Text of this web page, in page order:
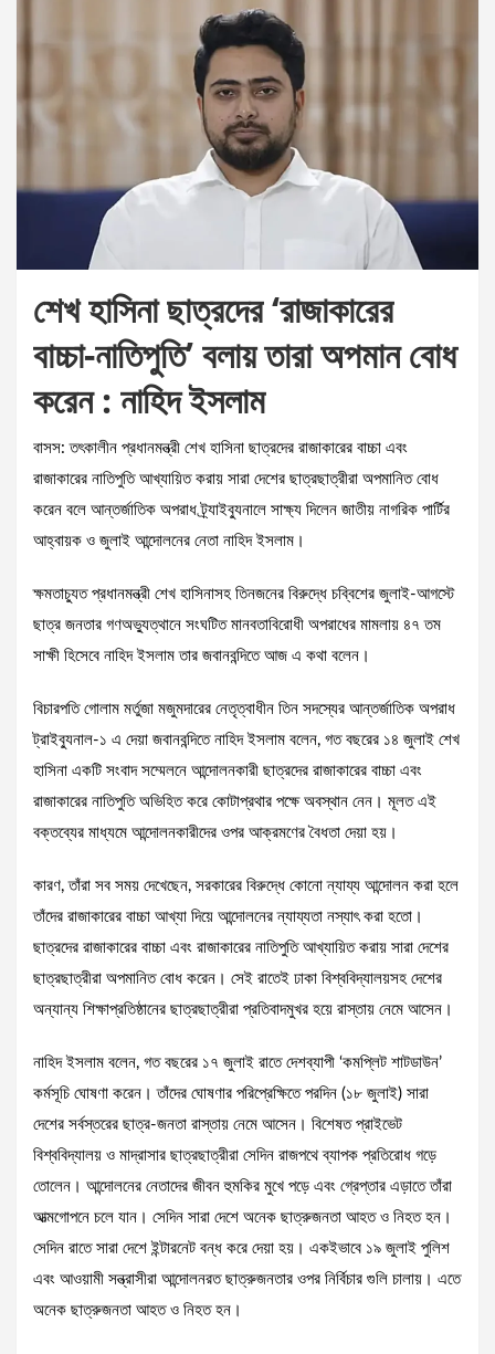
শেখ হাসিনা ছাত্রদের ‘রাজাকারের
বাচ্চা-নাতিপুতি’ বলায় তারা অপমান বোধ
করেন : নাহিদ ইসলাম
বাসস: তৎকালীন প্রধানমন্ত্রী শেখ হাসিনা ছাত্রদের রাজাকারের বাচ্চা এবং
রাজাকারের নাতিপুতি আখ্যায়িত করায় সারা দেশের ছাত্রছাত্রীরা অপমানিত বোধ
করেন বলে আন্তর্জাতিক অপরাধ ট্র্যাইব্যুনালে সাক্ষ্য দিলেন জাতীয় নাগরিক পার্টির
আহ্বায়ক ও জুলাই আন্দোলনের নেতা নাহিদ ইসলাম।
ক্ষমতাচ্যুত প্রধানমন্ত্রী শেখ হাসিনাসহ তিনজনের বিরুদ্ধে চব্বিশের জুলাই-আগস্টে
ছাত্র জনতার গণঅভ্যুত্থানে সংঘটিত মানবতাবিরোধী অপরাধের মামলায় ৪৭ তম
সাক্ষী হিসেবে নাহিদ ইসলাম তার জবানবন্দিতে আজ এ কথা বলেন।
বিচারপতি গোলাম মর্তুজা মজুমদারের নেতৃত্বাধীন তিন সদস্যের আন্তর্জাতিক অপরাধ
ট্রাইব্যুনাল-১ এ দেয়া জবানবন্দিতে নাহিদ ইসলাম বলেন, গত বছরের ১৪ জুলাই শেখ
হাসিনা একটি সংবাদ সম্মেলনে আন্দোলনকারী ছাত্রদের রাজাকারের বাচ্চা এবং
রাজাকারের নাতিপুতি অভিহিত করে কোটাপ্রথার পক্ষে অবস্থান নেন। মূলত এই
বক্তব্যের মাধ্যমে আন্দোলনকারীদের ওপর আক্রমণের বৈধতা দেয়া হয়।
কারণ, তাঁরা সব সময় দেখেছেন, সরকারের বিরুদ্ধে কোনো ন্যায্য আন্দোলন করা হলে
তাঁদের রাজাকারের বাচ্চা আখ্যা দিয়ে আন্দোলনের ন্যায্যতা নস্যাৎ করা হতো।
ছাত্রদের রাজাকারের বাচ্চা এবং রাজাকারের নাতিপুতি আখ্যায়িত করায় সারা দেশের
ছাত্রছাত্রীরা অপমানিত বোধ করেন। সেই রাতেই ঢাকা বিশ্ববিদ্যালয়সহ দেশের
অন্যান্য শিক্ষাপ্রতিষ্ঠানের ছাত্রছাত্রীরা প্রতিবাদমুখর হয়ে রাস্তায় নেমে আসেন।
নাহিদ ইসলাম বলেন, গত বছরের ১৭ জুলাই রাতে দেশব্যাপী ‘কমপ্লিট শাটডাউন’
কর্মসূচি ঘোষণা করেন। তাঁদের ঘোষণার পরিপ্রেক্ষিতে পরদিন (১৮ জুলাই) সারা
দেশের সর্বস্তরের ছাত্র-জনতা রাস্তায় নেমে আসেন। বিশেষত প্রাইভেট
বিশ্ববিদ্যালয় ও মাদ্রাসার ছাত্রছাত্রীরা সেদিন রাজপথে ব্যাপক প্রতিরোধ গড়ে
তোলেন। আন্দোলনের নেতাদের জীবন হুমকির মুখে পড়ে এবং গ্রেপ্তার এড়াতে তাঁরা
আত্মগোপনে চলে যান। সেদিন সারা দেশে অনেক ছাত্রুজনতা আহত ও নিহত হন।
সেদিন রাতে সারা দেশে ইন্টারনেট বন্ধ করে দেয়া হয়। একইভাবে ১৯ জুলাই পুলিশ
এবং আওয়ামী সন্ত্রাসীরা আন্দোলনরত ছাত্রুজনতার ওপর নির্বিচার গুলি চালায়। এতে
অনেক ছাত্রুজনতা আহত ও নিহত হন।